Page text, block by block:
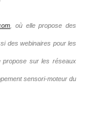
, où elle propose des
des webinaires pour les
propose sur les réseaux
sensori-moteur du